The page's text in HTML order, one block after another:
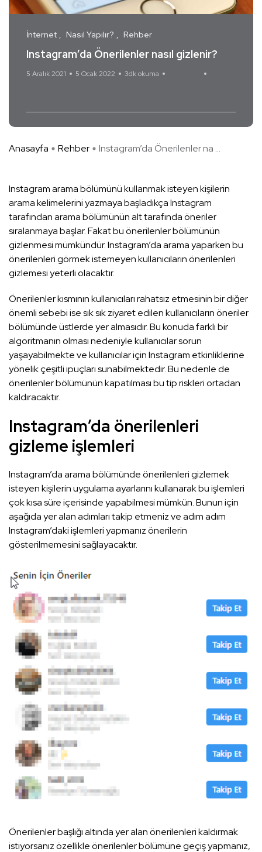
İnternet Nasıl Yapılır? Rehber
Instagram’da Önerilenler nasıl gizlenir?
5 Aralık 2021 5 Ocak 2022 3dk okuma
Anasayfa Rehber Instagram’da Önerilenler na ...
Instagram arama bölümünü kullanmak isteyen kişilerin
arama kelimelerini yazmaya başladıkça Instagram
tarafından arama bölümünün alt tarafında öneriler
sıralanmaya başlar. Fakat bu önerilenler bölümünün
gizlenmesi mümkündür. Instagram’da arama yaparken bu
önerilenleri görmek istemeyen kullanıcıların önerilenleri
gizlemesi yeterli olacaktır.
Önerilenler kısmının kullanıcıları rahatsız etmesinin bir diğer
önemli sebebi ise sık sık ziyaret edilen kullanıcıların öneriler
bölümünde üstlerde yer almasıdır. Bu konuda farklı bir
algoritmanın olması nedeniyle kullanıcılar sorun
yaşayabilmekte ve kullanıcılar için Instagram etkinliklerine
yönelik çeşitli ipuçları sunabilmektedir. Bu nedenle de
önerilenler bölümünün kapatılması bu tip riskleri ortadan
kaldıracaktır.
Instagram’da önerilenleri
gizleme işlemleri
Instagram’da arama bölümünde önerilenleri gizlemek
isteyen kişilerin uygulama ayarlarını kullanarak bu işlemleri
çok kısa süre içerisinde yapabilmesi mümkün. Bunun için
aşağıda yer alan adımları takip etmeniz ve adım adım
Instagram’daki işlemleri yapmanız önerilerin
gösterilmemesini sağlayacaktır.
Önerilenler başlığı altında yer alan önerilenleri kaldırmak
istiyorsanız özellikle önerilenler bölümüne geçiş yapmanız,